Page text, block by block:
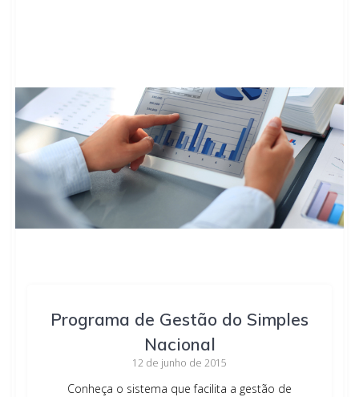
Programa de Gestão do Simples
Nacional
12 de junho de 2015
Conheça o sistema que facilita a gestão de